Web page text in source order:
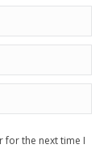
for the next time I